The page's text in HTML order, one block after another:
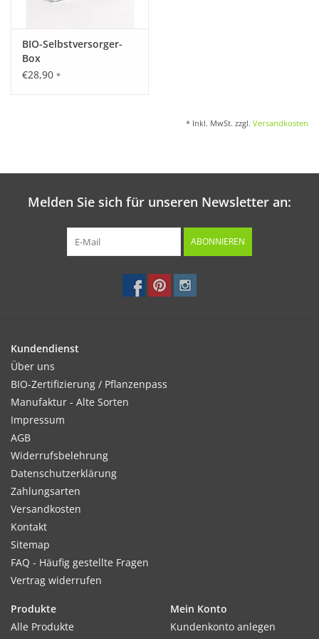
Cocktailtomate"Dorada" -
Wildtomate
BIO-Selbstversorger-
Box
€28,90 *
* Inkl. MwSt. zzgl. Versandkosten
Melden Sie sich für unseren Newsletter an:
ABONNIEREN
Kundendienst
Über uns
BIO-Zertifizierung / Pflanzenpass
Manufaktur - Alte Sorten
Impressum
AGB
Widerrufsbelehrung
Datenschutzerklärung
Zahlungsarten
Versandkosten
Kontakt
Sitemap
FAQ - Häufig gestellte Fragen
Vertrag widerrufen
Produkte
Alle Produkte
Mein Konto
Kundenkonto anlegen